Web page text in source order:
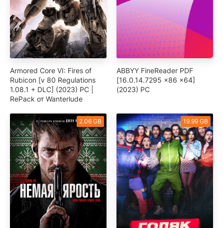
Armored Core VI: Fires of
Rubicon [v 80 Regulations
1.08.1 + DLC] (2023) PC |
RePack от Wanterlude
ABBYY FineReader PDF
[16.0.14.7295 x86 x64]
(2023) PC
2.06 GB 19.99 GB